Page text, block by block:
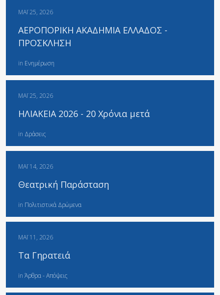
ΜΆΙ 25, 2026
ΑΕΡΟΠΟΡΙΚΗ ΑΚΑΔΗΜΙΑ ΕΛΛΑΔΟΣ -
ΠΡΟΣΚΛΗΣΗ
in Ενημέρωση
ΜΆΙ 25, 2026
ΗΛΙΑΚΕΙΑ 2026 - 20 Χρόνια μετά
in Δράσεις
ΜΆΙ 14, 2026
Θεατρική Παράσταση
in Πολιτιστικά Δρώμενα
ΜΆΙ 11, 2026
Τα Γηρατειά
in Άρθρα - Απόψεις